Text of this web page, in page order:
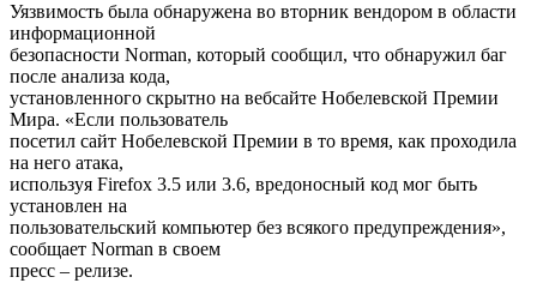
Уязвимость была обнаружена во вторник вендором в области
информационной
безопасности Norman, который сообщил, что обнаружил баг
после анализа кода,
установленного скрытно на вебсайте Нобелевской Премии
Мира. «Если пользователь
посетил сайт Нобелевской Премии в то время, как проходила
на него атака,
используя Firefox 3.5 или 3.6, вредоносный код мог быть
установлен на
пользовательский компьютер без всякого предупреждения»,
сообщает Norman в своем
пресс – релизе.